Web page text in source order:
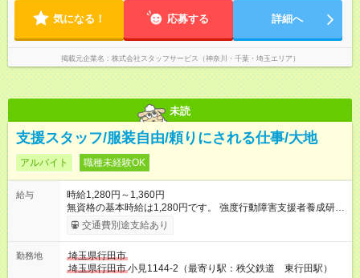
気になる！ 応募する 詳細へ
掲載元企業名 株式会社スタッフサービス（神奈川・千葉・埼玉エリア）
未読
支援スタッフ/服装自由/頼りにされる仕事/大地
アルバイト 職種未経験OK
給与
時給1,280円～1,360円
無資格の基本時給は1,280円です。 強度行動障害支援者養成研修
修了者は1,310円、介護福祉士は1,360円となります。 給与例 無
資格 週5日勤務の場合 基本給 1,280円×5.5時間×21日＝
期間】試用期間あり 試用期間の長さ：3ヶ月 ※ 雇用形態と給与
に、本採用時と異なる部分があります。 雇用形態：本採用時と
交通費別途支給あり
勤務地
埼玉県行田市
埼玉県行田市小見1144-2（最寄り駅：秩父鉄道 東行田駅）